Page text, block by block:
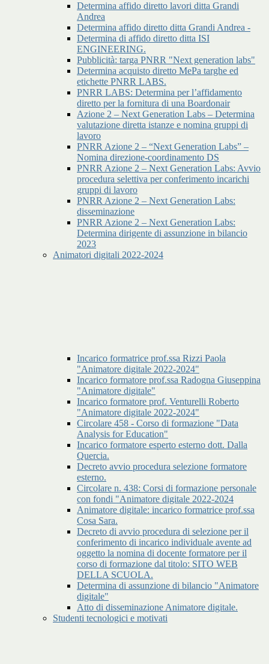
Determina affido diretto lavori ditta Grandi
Andrea
Determina affido diretto ditta Grandi Andrea -
Determina di affido diretto ditta ISI
ENGINEERING.
Pubblicità: targa PNRR "Next generation labs"
Determina acquisto diretto MePa targhe ed
etichette PNRR LABS.
PNRR LABS: Determina per l’affidamento
diretto per la fornitura di una Boardonair
Azione 2 – Next Generation Labs – Determina
valutazione diretta istanze e nomina gruppi di
lavoro
PNRR Azione 2 – “Next Generation Labs” –
Nomina direzione-coordinamento DS
PNRR Azione 2 – Next Generation Labs: Avvio
procedura selettiva per conferimento incarichi
gruppi di lavoro
PNRR Azione 2 – Next Generation Labs:
disseminazione
PNRR Azione 2 – Next Generation Labs:
Determina dirigente di assunzione in bilancio
2023
Animatori digitali 2022-2024
Incarico formatrice prof.ssa Rizzi Paola
"Animatore digitale 2022-2024"
Incarico formatore prof.ssa Radogna Giuseppina
"Animatore digitale"
Incarico formatore prof. Venturelli Roberto
"Animatore digitale 2022-2024"
Circolare 458 - Corso di formazione "Data
Analysis for Education"
Incarico formatore esperto esterno dott. Dalla
Quercia.
Decreto avvio procedura selezione formatore
esterno.
Circolare n. 438: Corsi di formazione personale
con fondi "Animatore digitale 2022-2024
Animatore digitale: incarico formatrice prof.ssa
Cosa Sara.
Decreto di avvio procedura di selezione per il
conferimento di incarico individuale avente ad
oggetto la nomina di docente formatore per il
corso di formazione dal titolo: SITO WEB
DELLA SCUOLA.
Determina di assunzione di bilancio "Animatore
digitale"
Atto di disseminazione Animatore digitale.
Studenti tecnologici e motivati